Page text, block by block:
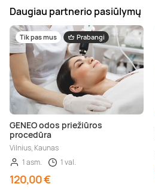
Daugiau partnerio pasiūlymų
Tik pas mus Prabangi
GENEO odos priežiūros
procedūra
Vilnius, Kaunas
1 asm.
1 val.
120,00 €